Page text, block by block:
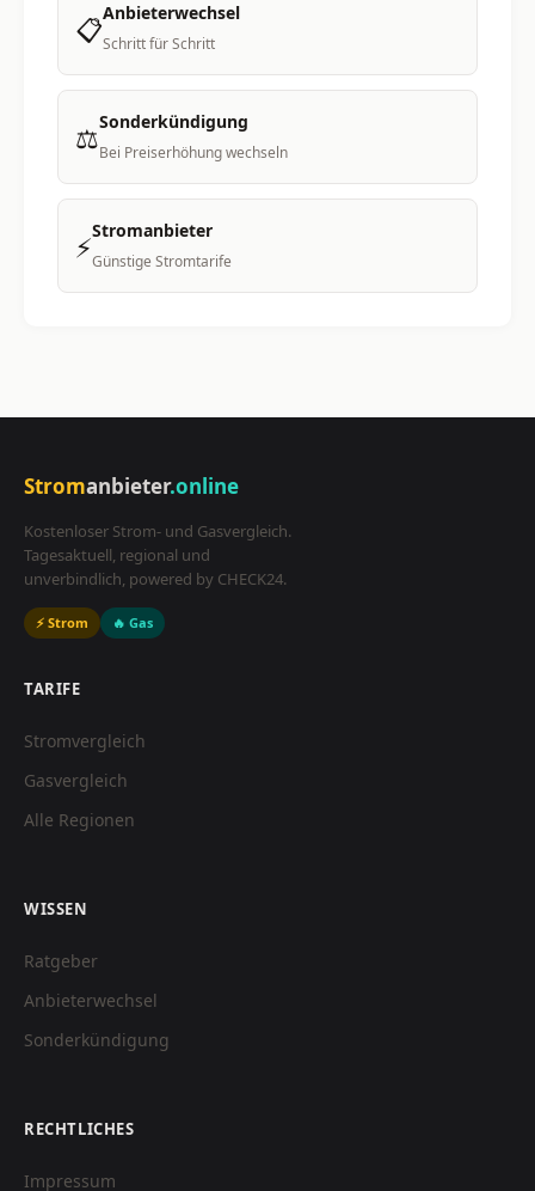
📋Anbieterwechsel
Schritt für Schritt
⚖️Sonderkündigung
Bei Preiserhöhung wechseln
⚡Stromanbieter
Günstige Stromtarife
Stromanbieter.online
Kostenloser Strom- und Gasvergleich.
Tagesaktuell, regional und
unverbindlich, powered by CHECK24.
⚡ Strom 🔥 Gas
TARIFE
Stromvergleich
Gasvergleich
Alle Regionen
WISSEN
Ratgeber
Anbieterwechsel
Sonderkündigung
RECHTLICHES
Impressum